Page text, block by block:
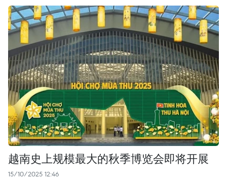
越南史上规模最大的秋季博览会即将开展
15/10/2025 12:46